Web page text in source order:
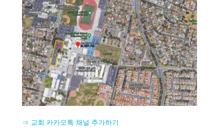
⇒ 교회 카카오톡 채널 추가하기